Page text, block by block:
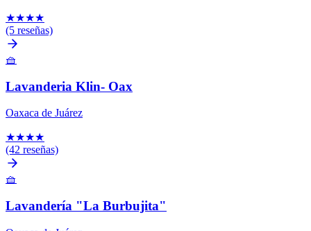
★★★★
(5 reseñas)
🧺
Lavanderia Klin- Oax
Oaxaca de Juárez
★★★★
(42 reseñas)
🧺
Lavandería "La Burbujita"